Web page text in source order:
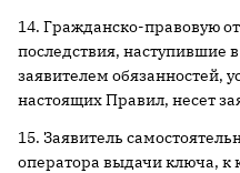
14. Гражданско-правовую
последствия, наступившие
заявителем обязанностей,
настоящих Правил, несет
15. Заявитель
оператора выдачи ключа, к